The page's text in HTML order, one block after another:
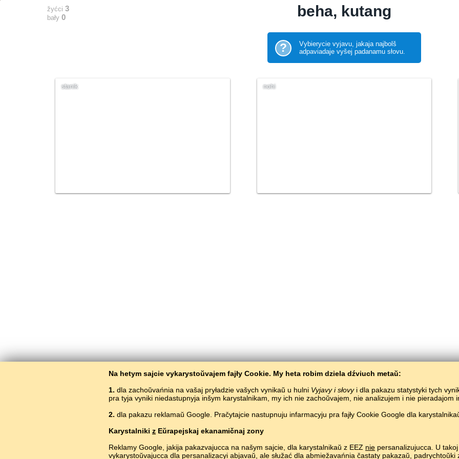
Na hetym sajcie vykarystoŭvajem fajły Cookie. My heta robim dziela dźviuch metaŭ:
1. dla zachoŭvańnia na vašaj pryładzie vašych vynikaŭ u hulni Vyjavy i słovyi dla pakazu statystyki tych
pra tyja vyniki niedastupnyja inšym karystalnikam, my ich nie zachoŭvajem, nie analizujem i nie pieradajom
2. dla pakazu reklamaŭ Google. Pračytajcie nastupnuju infarmacyju pra fajły Cookie Google dla
Karystalniki z Eŭrapejskaj ekanamičnaj zony
Reklamy Google, jakija pakazvajucca na našym sajcie, dla karystalnikaŭ z EEZ nie persanalizujucca. U
vykarystoŭvajucca dla persanalizacyi abjavaŭ, ale słužać dla abmiežavańnia častaty pakazaŭ,
žyćci 3
bały 0 beha, kutang
?
Vybierycie vyjavu, jakaja najbolš
adpaviadaje vyšej padanamu słovu.
stanik nohi
Bałta­Słaŭ/ Vyjavy i słovy
Indanezyjskaja mova ŭ malunkach
Copyright © 2015–2025 BALTOSLAV.